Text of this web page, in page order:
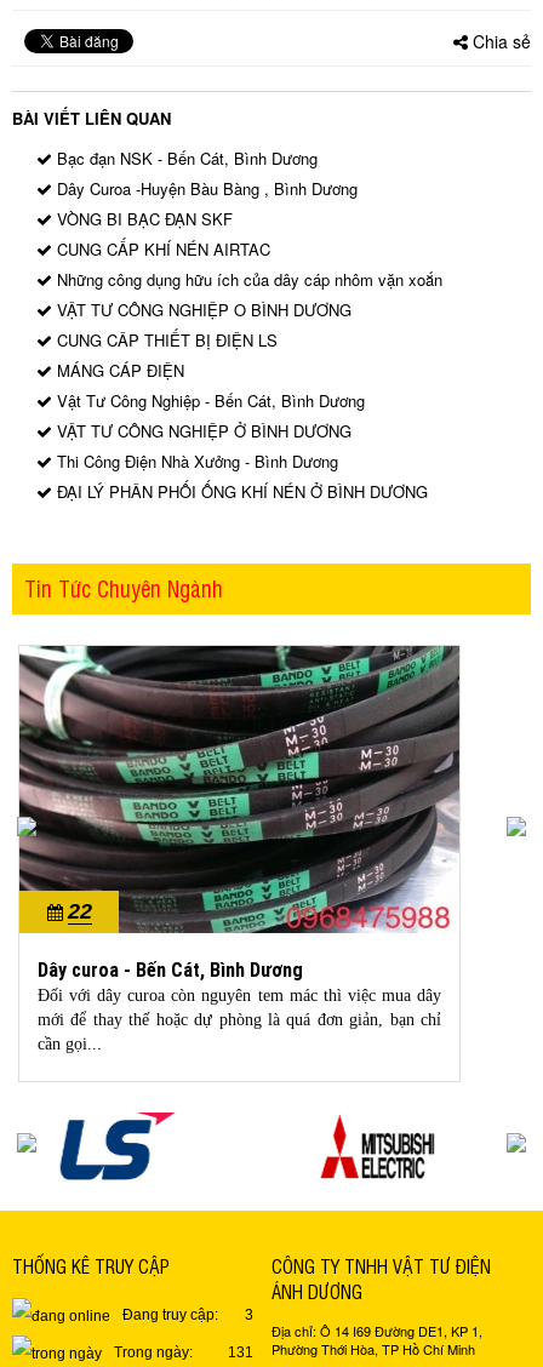
Chia sẻ
BÀI VIẾT LIÊN QUAN
Bạc đạn NSK - Bến Cát, Bình Dương
Dây Curoa -Huyện Bàu Bàng , Bình Dương
VÒNG BI BẠC ĐẠN SKF
CUNG CẤP KHÍ NÉN AIRTAC
Những công dụng hữu ích của dây cáp nhôm vặn xoắn
VẬT TƯ CÔNG NGHIỆP O BÌNH DƯƠNG
CUNG CÂP THIẾT BỊ ĐIỆN LS
MÁNG CÁP ĐIỆN
Vật Tư Công Nghiệp - Bến Cát, Bình Dương
VẬT TƯ CÔNG NGHIỆP Ở BÌNH DƯƠNG
Thi Công Điện Nhà Xưởng - Bình Dương
ĐẠI LÝ PHÂN PHỐI ỐNG KHÍ NÉN Ở BÌNH DƯƠNG
Tin Tức Chuyên Ngành
Bình Dương
tem mác thì việc mua dây
phòng là quá đơn giản, bạn chỉ
12
10/2022
Gối Đỡ Asahi Seiko bằt
tháng 5 năm 1928 với
THỐNG KÊ TRUY CẬP
Đang truy cập: 3
Trong ngày: 131
CÔNG TY TNHH VẬT TƯ ĐIỆN
ÁNH DƯƠNG
Địa chỉ: Ô 14 I69 Đường DE1, KP 1,
Phường Thới Hòa, TP Hồ Chí Minh